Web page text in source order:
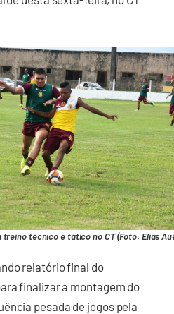
treino técnico e tático no CT (Foto: Elias
relatório final do
finalizar a montagem do
pesada de jogos pela